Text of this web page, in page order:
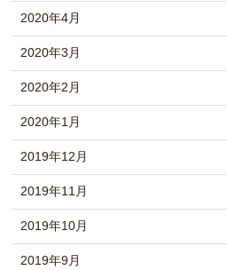
2020年4月
2020年3月
2020年2月
2020年1月
2019年12月
2019年11月
2019年10月
2019年9月